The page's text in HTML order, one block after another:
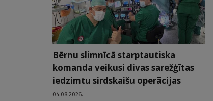
Bērnu slimnīcā starptautiska
komanda veikusi divas sarežģītas
iedzimtu sirdskaišu operācijas
04.08.2026.